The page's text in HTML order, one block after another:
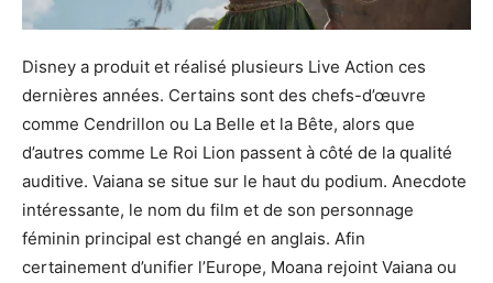
Disney a produit et réalisé plusieurs Live Action ces
dernières années. Certains sont des chefs-d’œuvre
comme Cendrillon ou La Belle et la Bête, alors que
d’autres comme Le Roi Lion passent à côté de la qualité
auditive. Vaiana se situe sur le haut du podium. Anecdote
intéressante, le nom du film et de son personnage
féminin principal est changé en anglais. Afin
certainement d’unifier l’Europe, Moana rejoint Vaiana ou